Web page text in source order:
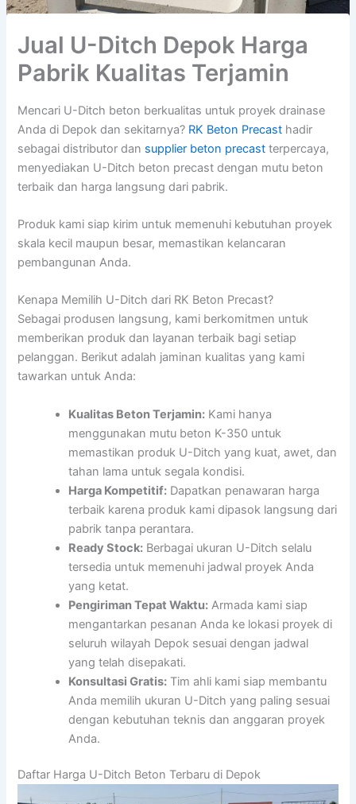
Jual U-Ditch Depok Harga
Pabrik Kualitas Terjamin
Mencari U-Ditch beton berkualitas untuk proyek drainase
Anda di Depok dan sekitarnya? RK Beton Precast hadir
sebagai distributor dan supplier beton precastterpercaya,
menyediakan U-Ditch beton precast dengan mutu beton
terbaik dan harga langsung dari pabrik.
Produk kami siap kirim untuk memenuhi kebutuhan proyek
skala kecil maupun besar, memastikan kelancaran
pembangunan Anda.
Kenapa Memilih U-Ditch dari RK Beton Precast?
Sebagai produsen langsung, kami berkomitmen untuk
memberikan produk dan layanan terbaik bagi setiap
pelanggan. Berikut adalah jaminan kualitas yang kami
tawarkan untuk Anda:
Kualitas Beton Terjamin: Kami hanya
menggunakan mutu beton K-350 untuk
memastikan produk U-Ditch yang kuat, awet, dan
tahan lama untuk segala kondisi.
Harga Kompetitif: Dapatkan penawaran harga
terbaik karena produk kami dipasok langsung dari
pabrik tanpa perantara.
Ready Stock: Berbagai ukuran U-Ditch selalu
tersedia untuk memenuhi jadwal proyek Anda
yang ketat.
Pengiriman Tepat Waktu: Armada kami siap
mengantarkan pesanan Anda ke lokasi proyek di
seluruh wilayah Depok sesuai dengan jadwal
yang telah disepakati.
Konsultasi Gratis: Tim ahli kami siap membantu
Anda memilih ukuran U-Ditch yang paling sesuai
dengan kebutuhan teknis dan anggaran proyek
Anda.
Daftar Harga U-Ditch Beton Terbaru di Depok